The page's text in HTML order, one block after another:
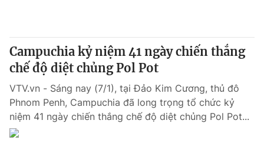
Campuchia kỷ niệm 41 ngày chiến thắng
chế độ diệt chủng Pol Pot
VTV.vn - Sáng nay (7/1), tại Đảo Kim Cương, thủ đô
Phnom Penh, Campuchia đã long trọng tổ chức kỷ
niệm 41 ngày chiến thắng chế độ diệt chủng Pol Pot...